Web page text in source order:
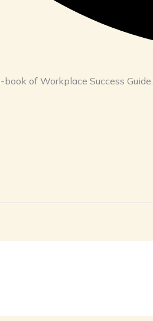
of Workplace Success Guide.